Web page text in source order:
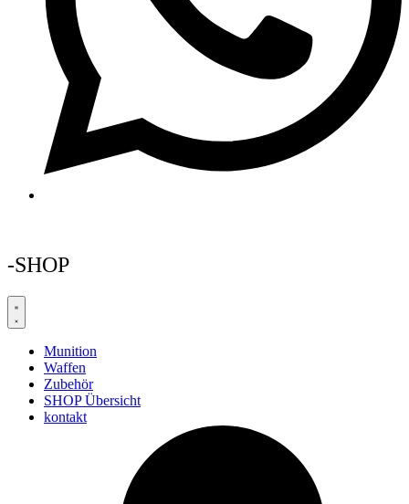
-SHOP
Munition
Waffen
Zubehör
SHOP Übersicht
kontakt